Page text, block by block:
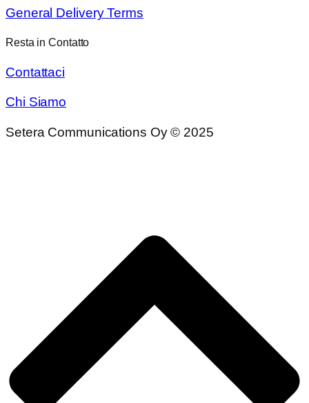
General Delivery Terms
Resta in Contatto
Contattaci
Chi Siamo
Setera Communications Oy © 2025